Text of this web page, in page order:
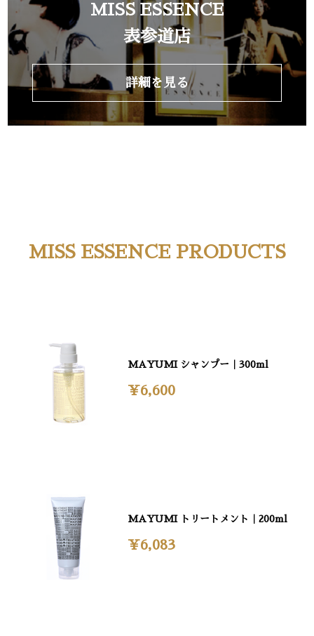
MISS ESSENCE
表参道店
詳細を見る
MISS ESSENCE PRODUCTS
MAYUMI シャンプー｜300ml
¥6,600
MAYUMI トリートメント｜200ml
¥6,083